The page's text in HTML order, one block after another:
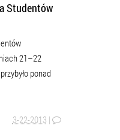
Studentów
21–22
ponad
3-22-2013 |